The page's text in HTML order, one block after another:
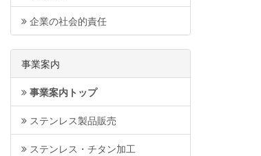
企業の社会的責任
事業案内
事業案内トップ
ステンレス製品販売
ステンレス・チタン加工